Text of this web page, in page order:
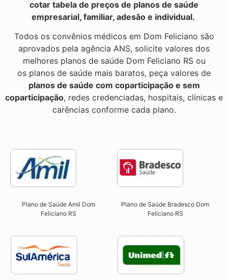
cotar tabela de preços de planos de saúde
empresarial, familiar, adesão e individual.
Todos os convênios médicos em Dom Feliciano são
aprovados pela agência ANS, solicite valores dos
melhores planos de saúde Dom Feliciano RS ou
os planos de saúde mais baratos, peça valores de
planos de saúde com coparticipação e sem
coparticipação, redes credenciadas, hospitais, clínicas e
carências conforme cada plano.
Plano de Saúde Amil Dom
Feliciano RS
Plano de Saúde Bradesco Dom
Feliciano RS